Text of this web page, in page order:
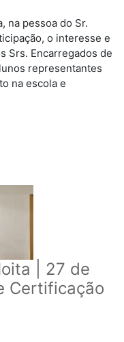
na pessoa do Sr.
o interesse e
Srs. Encarregados de
representantes
na escola e
| 27 de
Certificação